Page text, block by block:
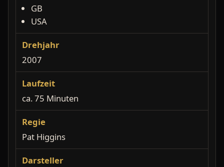
GB
USA
Drehjahr
2007
Laufzeit
ca. 75 Minuten
Regie
Pat Higgins
Darsteller